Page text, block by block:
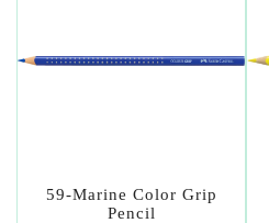
59-Marine Color Grip
Pencil